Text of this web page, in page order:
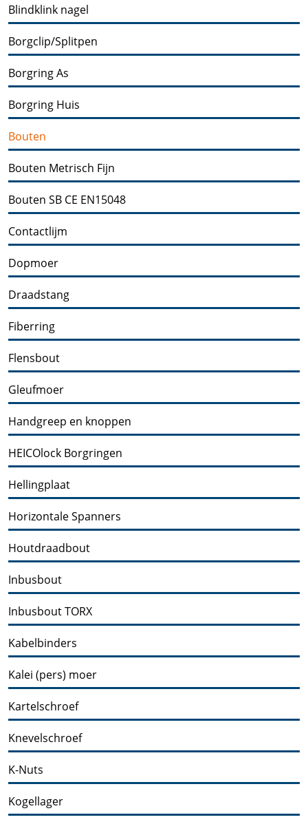
Blindklink nagel
Borgclip/Splitpen
Borgring As
Borgring Huis
Bouten
Bouten Metrisch Fijn
Bouten SB CE EN15048
Contactlijm
Dopmoer
Draadstang
Fiberring
Flensbout
Gleufmoer
Handgreep en knoppen
HEICOlock Borgringen
Hellingplaat
Horizontale Spanners
Houtdraadbout
Inbusbout
Inbusbout TORX
Kabelbinders
Kalei (pers) moer
Kartelschroef
Knevelschroef
K-Nuts
Kogellager